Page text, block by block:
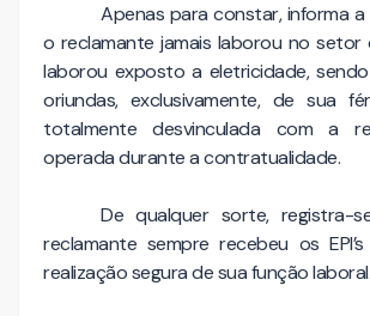
Apenas para constar, informa
o reclamante jamais laborou no
laborou exposto a eletricidade,
oriundas, exclusivamente, de sua
totalmente desvinculada com a
operada durante a contratualidade.
De qualquer sorte, registra-
reclamante sempre recebeu os
realização segura de sua função laboral.